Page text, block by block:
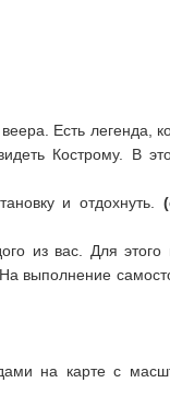
Есть легенда,
Кострому. В
и отдохнуть.
из вас. Для
выполнение
на карте с